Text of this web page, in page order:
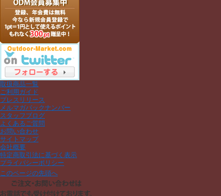
取扱商品一覧
ご利用ガイド
プレスリリース
メルマガバックナンバー
スタッフブログ
よくあるご質問
お問い合わせ
サイトマップ
会社概要
特定商取引法に基づく表示
プライバシーポリシー
このページの先頭へ